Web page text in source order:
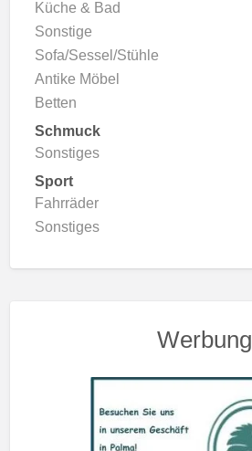
Küche & Bad
Sonstige
Sofa/Sessel/Stühle
Antike Möbel
Betten
Schmuck
Sonstiges
Sport
Fahrräder
Sonstiges
Werbung